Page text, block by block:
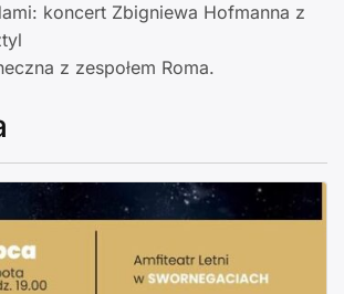
koncert Zbigniewa Hofmanna z
z zespołem Roma.